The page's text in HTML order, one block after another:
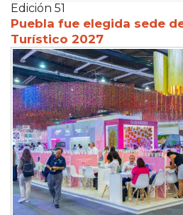
Edición 51
Puebla fue elegida sede
Turístico 2027